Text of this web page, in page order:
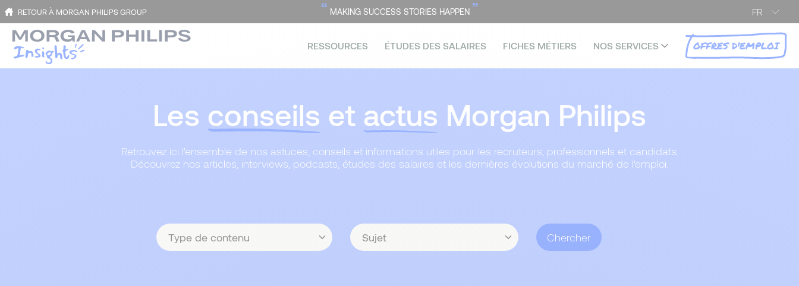
FR
RETOUR À MORGAN PHILIPS GROUP “ MAKING SUCCESS STORIES HAPPEN ”
RESSOURCES ÉTUDES DES SALAIRES FICHES MÉTIERS NOS SERVICES OFFRES D'EMPLOI
Les conseils et actus Morgan Philips
Retrouvez ici l'ensemble de nos astuces, conseils et informations utiles pour les recruteurs, professionnels et candidats.
Découvrez nos articles, interviews, podcasts, études des salaires et les dernières évolutions du marché de l'emploi.
Type
de
contenu
Sujet
Chercher